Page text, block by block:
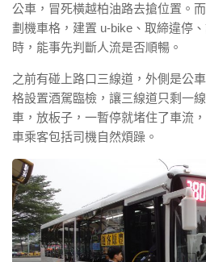
公車，冒死橫越柏油路去搶位置。
劃機車格，建置 u-bike、取締違停
時，能事先判斷人流是否順暢。
之前有碰上路口三線道，外側是公
格設置酒駕臨檢，讓三線道只剩一
車，放板子，一暫停就堵住了車流
車乘客包括司機自然煩躁。